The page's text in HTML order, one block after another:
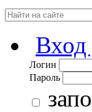
Вход
Логин
Пароль